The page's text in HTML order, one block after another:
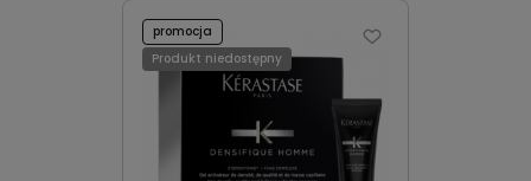
gęstość pasm.
promocja
Produkt niedostępny